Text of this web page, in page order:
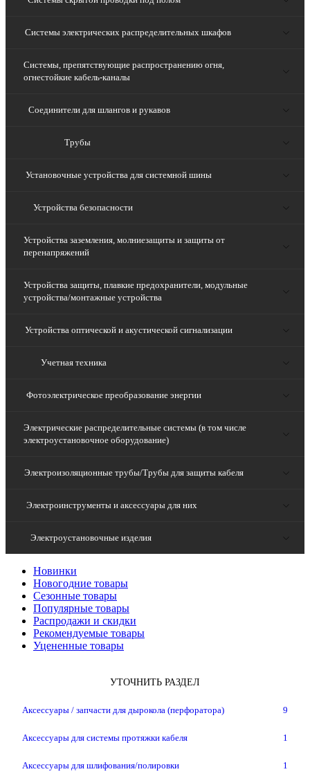
Системы электрических распределительных шкафов
Системы, препятствующие распространению огня,
огнестойкие кабель-каналы
Соединители для шлангов и рукавов
Трубы
Установочные устройства для системной шины
Устройства безопасности
Устройства заземления, молниезащиты и защиты от
перенапряжений
Устройства защиты, плавкие предохранители, модульные
устройства/монтажные устройства
Устройства оптической и акустической сигнализации
Учетная техника
Фотоэлектрическое преобразование энергии
Электрические распределительные системы (в том числе
электроустановочное оборудование)
Электроизоляционные трубы/Трубы для защиты кабеля
Электроинструменты и аксессуары для них
Электроустановочные изделия
Новинки
Новогодние товары
Сезонные товары
Популярные товары
Распродажи и скидки
Рекомендуемые товары
Уцененные товары
УТОЧНИТЬ РАЗДЕЛ
Аксессуары / запчасти для дырокола (перфоратора) 9
Аксессуары для системы протяжки кабеля 1
Аксессуары для шлифования/полировки 1